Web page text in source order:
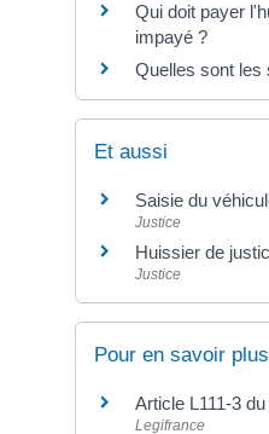
Qui doit payer
impayé ?
Quelles sont les
Et aussi
Saisie du
Justice
Huissier de
Justice
Pour en savoir plus
Article L111-3
Legifrance